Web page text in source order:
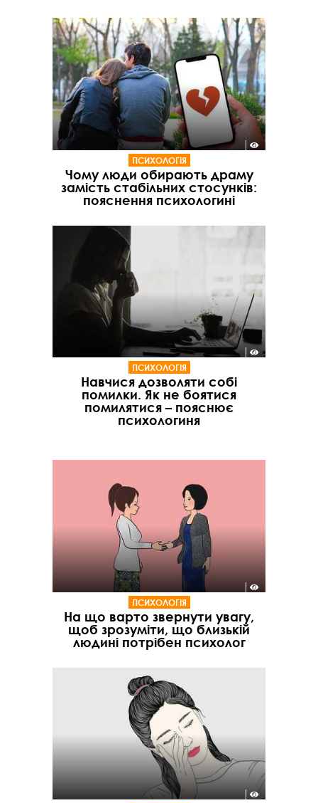
ПСИХОЛОГІЯ
Чому люди обирають драму
замість стабільних стосунків:
пояснення психологині
ПСИХОЛОГІЯ
Навчися дозволяти собі
помилки. Як не боятися
помилятися – пояснює
психологиня
ПСИХОЛОГІЯ
На що варто звернути увагу,
щоб зрозуміти, що близькій
людині потрібен психолог